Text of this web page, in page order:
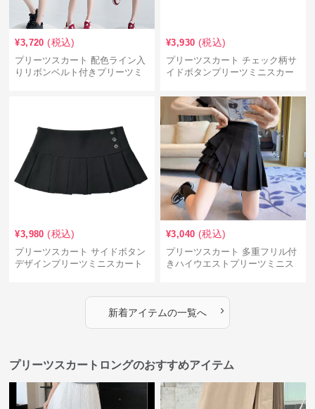
¥3,720 (税込)
プリーツスカート 配色ライン入
りリボンベルト付きプリーツミ
¥3,930 (税込)
プリーツスカート チェック柄サ
イドボタンプリーツミニスカー
¥3,980 (税込)
プリーツスカート サイドボタン
デザインプリーツミニスカート
¥3,040 (税込)
プリーツスカート 多重フリル付
きハイウエストプリーツミニス
新着アイテムの一覧へ ›
プリーツスカートロングのおすすめアイテム